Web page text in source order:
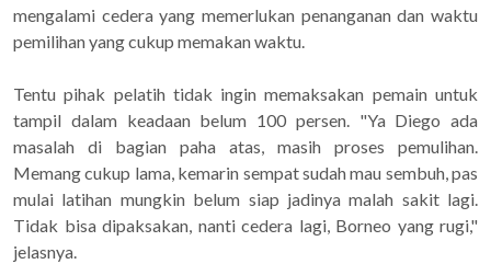
mengalami cedera yang memerlukan penanganan dan waktu
pemilihan yang cukup memakan waktu.
Tentu pihak pelatih tidak ingin memaksakan pemain untuk
tampil dalam keadaan belum 100 persen. "Ya Diego ada
masalah di bagian paha atas, masih proses pemulihan.
Memang cukup lama, kemarin sempat sudah mau sembuh, pas
mulai latihan mungkin belum siap jadinya malah sakit lagi.
Tidak bisa dipaksakan, nanti cedera lagi, Borneo yang rugi,"
jelasnya.